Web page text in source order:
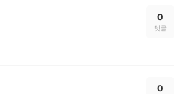
0
댓글
0